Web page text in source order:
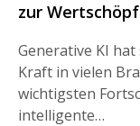
zur
Generative KI
Kraft in vielen
wichtigsten
intelligente…